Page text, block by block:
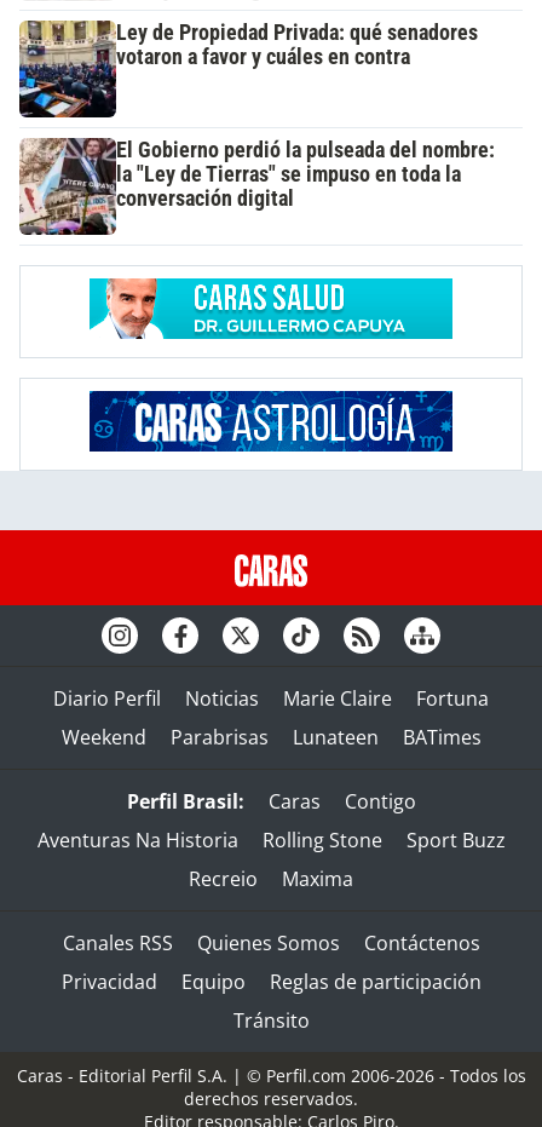
Ley de Propiedad Privada: qué senadores
votaron a favor y cuáles en contra
El Gobierno perdió la pulseada del nombre:
la "Ley de Tierras" se impuso en toda la
conversación digital
Diario Perfil Noticias Marie Claire
Fortuna
Weekend
Parabrisas Lunateen BATimes
Perfil Brasil: Caras
Contigo
Aventuras Na Historia
Rolling Stone
Sport Buzz
Recreio
Maxima
Canales RSS Quienes Somos
Contáctenos
Privacidad
Equipo
Reglas de participación
Tránsito
Caras - Editorial Perfil S.A. | © Perfil.com 2006-2026 - Todos los
derechos reservados.
Editor responsable: Carlos Piro.